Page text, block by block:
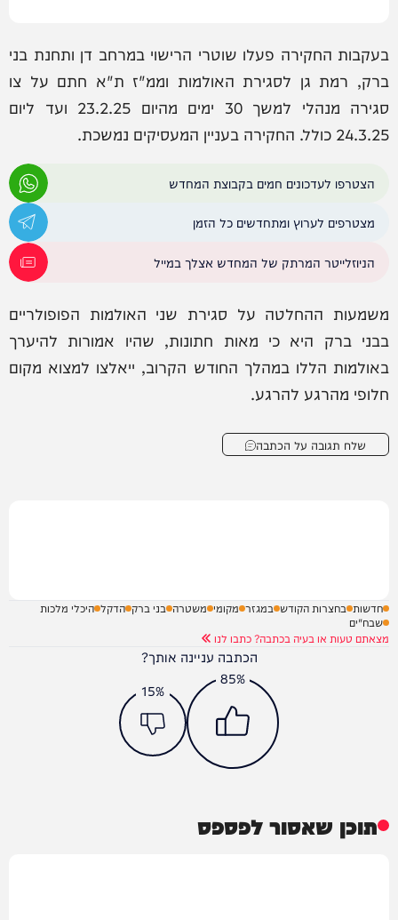
בעקבות החקירה פעלו שוטרי הרישוי במרחב דן ותחנת בני
ברק, רמת גן לסגירת האולמות וממ"ז ת"א חתם על צו
סגירה מנהלי למשך 30 ימים מהיום 23.2.25 ועד ליום
24.3.25 כולל. החקירה בעניין המעסיקים נמשכת.
הצטרפו לעדכונים חמים בקבוצת המחדש
מצטרפים לערוץ ומתחדשים כל הזמן
הניוזלייטר המרתק של המחדש אצלך במייל
משמעות ההחלטה על סגירת שני האולמות הפופולריים
בבני ברק היא כי מאות חתונות, שהיו אמורות להיערך
באולמות הללו במהלך החודש הקרוב, ייאלצו למצוא מקום
חלופי מהרגע להרגע.
שלח תגובה על הכתבה
חדשות בחצרות הקודש במגזר מקומי משטרה בני ברק הדקל היכלי מלכות
שבח"ים
מצאתם טעות או בעיה בכתבה? כתבו לנו
הכתבה עניינה אותך?
85%
15%
תוכן שאסור לפספס